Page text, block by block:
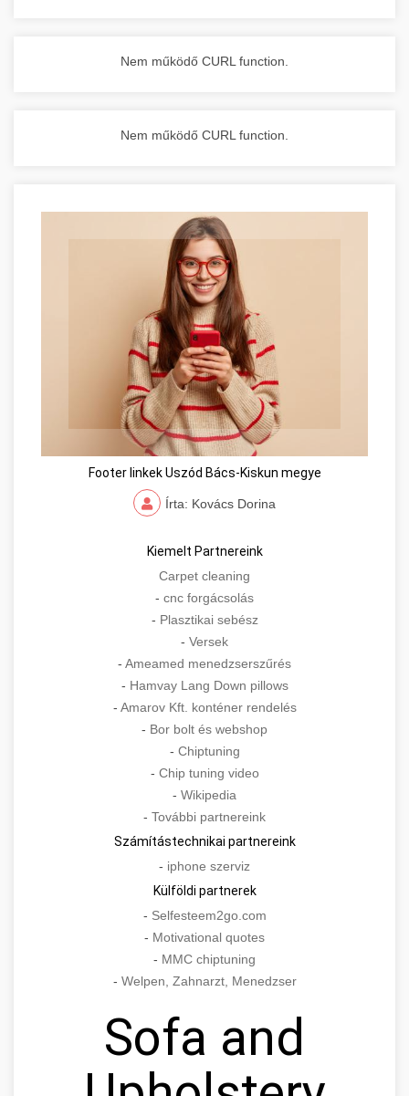
Nem működő CURL function.
Nem működő CURL function.
Footer linkek Uszód Bács-Kiskun megye
Írta: Kovács Dorina
Kiemelt Partnereink
Carpet cleaning
- cnc forgácsolás
- Plasztikai sebész
- Versek
- Ameamed menedzserszűrés
- Hamvay Lang Down pillows
- Amarov Kft. konténer rendelés
- Bor bolt és webshop
- Chiptuning
- Chip tuning video
- Wikipedia
- További partnereink
Számítástechnikai partnereink
- iphone szerviz
Külföldi partnerek
- Selfesteem2go.com
- Motivational quotes
- MMC chiptuning
- Welpen, Zahnarzt, Menedzser
Sofa and